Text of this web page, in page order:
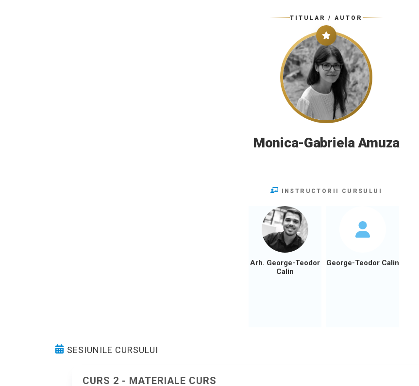
TITULAR / AUTOR
Monica-Gabriela Amuza
INSTRUCTORII CURSULUI
Arh. George-Teodor
Calin
George-Teodor Calin
SESIUNILE CURSULUI
CURS 2 - MATERIALE CURS